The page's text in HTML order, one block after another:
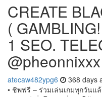
CREATE
(
1 SEO.
@pheonnixxx
atecaw482ypg6 368 days
• ชิ​พ​ฟรี – ร่วม​เล่น​เกม​ทุก​วัน​แ